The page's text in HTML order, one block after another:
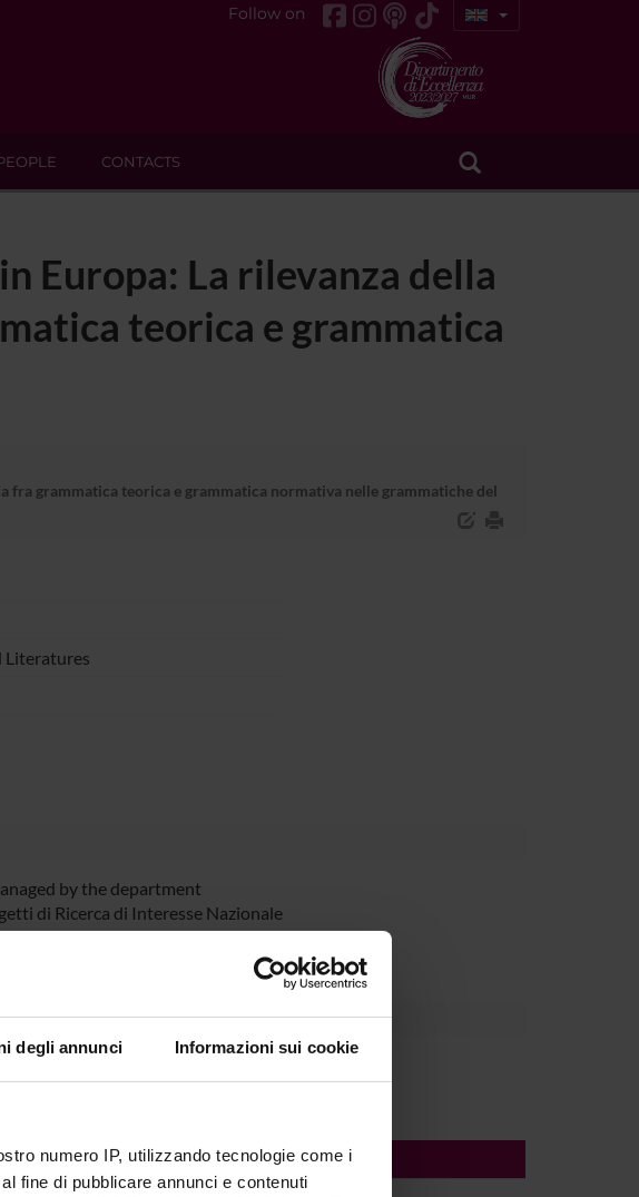
degli annunci Informazioni sui cookie
numero IP, utilizzando tecnologie come i
fine di pubblicare annunci e contenuti
Follow on
CONTACTS
Europa: La rilevanza della
teorica e grammatica
fra grammatica teorica e grammatica normativa nelle grammatiche del
Literatures
by the department
di Ricerca di Interesse Nazionale